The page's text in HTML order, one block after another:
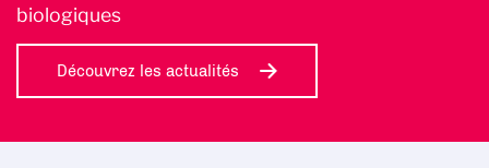
biologiques
Découvrez les actualités